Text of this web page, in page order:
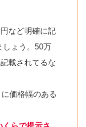
など明確に記
しょう。50万
載されてるな
価格幅のある